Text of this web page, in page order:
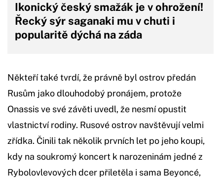
Ikonický český smažák je v ohrožení!
Řecký sýr saganaki mu v chuti i
popularitě dýchá na záda
Někteří také tvrdí, že právně byl ostrov předán
Rusům jako dlouhodobý pronájem, protože
Onassis ve své závěti uvedl, že nesmí opustit
vlastnictví rodiny. Rusové ostrov navštěvují velmi
zřídka. Činili tak několik prvních let po jeho koupi,
kdy na soukromý koncert k narozeninám jedné z
Rybolovlevových dcer přiletěla i sama Beyoncé,